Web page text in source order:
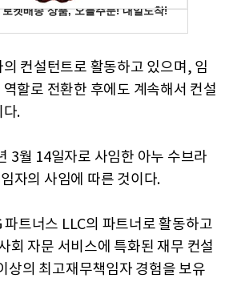
컨설턴트로 활동하고 있으며, 임
할로 전환한 후에도 계속해서 컨설
다.
3월 14일자로 사임한 아누 수브라
자의 사임에 따른 것이다.
파트너스 LLC의 파트너로 활동하고
회 자문 서비스에 특화된 재무 컨설
상의 최고재무책임자 경험을 보유